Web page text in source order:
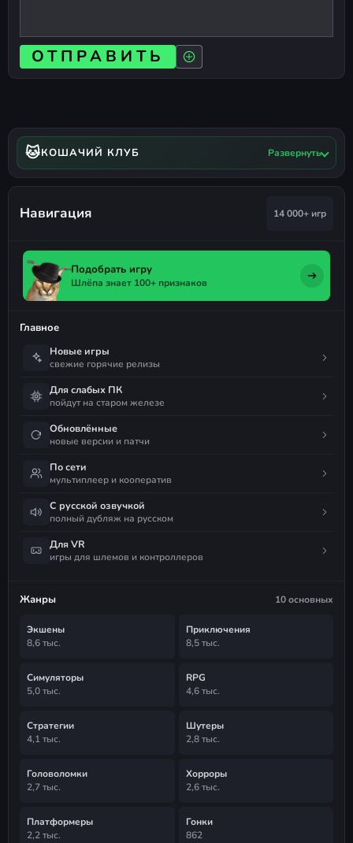
ОТПРАВИТЬ
🐱КОШАЧИЙ КЛУБ Развернуть
Навигация 14 000+ игр
Подобрать игру
Шлёпа знает 100+ признаков
Главное
Новые игры
свежие горячие релизы
Для слабых ПК
пойдут на старом железе
Обновлённые
новые версии и патчи
По сети
мультиплеер и кооператив
С русской озвучкой
полный дубляж на русском
Для VR
игры для шлемов и контроллеров
Жанры 10 основных
Экшены
8,6 тыс.
Приключения
8,5 тыс.
Симуляторы
5,0 тыс.
RPG
4,6 тыс.
Стратегии
4,1 тыс.
Шутеры
2,8 тыс.
Головоломки
2,7 тыс.
Хорроры
2,6 тыс.
Платформеры
2,2 тыс.
Гонки
862